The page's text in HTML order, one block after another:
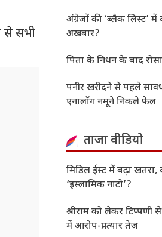
से सभी
अंग्रेजों की ‘ब्लैक लिस्ट’
अखबार?
पिता के निधन के बाद
पनीर खरीदने से पहले
एनालॉग नमूने निकले फेल
ताजा वीडियो
मिडिल ईस्ट में बढ़ा
‘इस्लामिक नाटो’?
श्रीराम को लेकर टिप्पणी
में आरोप-प्रत्यार तेज